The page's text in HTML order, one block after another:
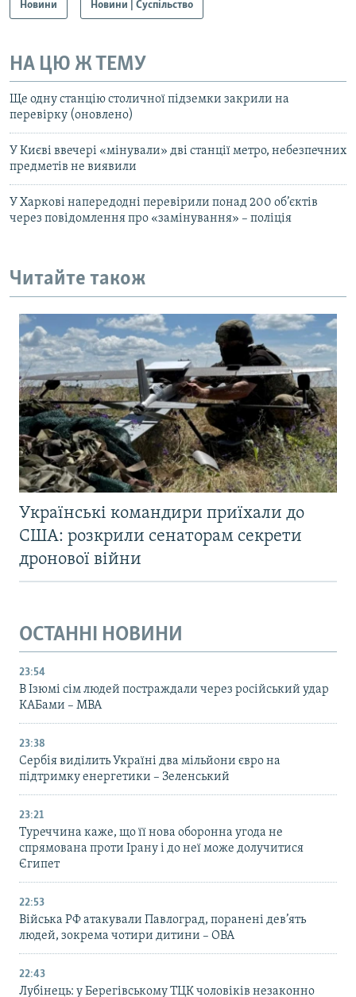
Новини Новини | Суспільство
НА ЦЮ Ж ТЕМУ
Ще одну станцію столичної підземки закрили на
перевірку (оновлено)
У Києві ввечері «мінували» дві станції метро, небезпечних
предметів не виявили
У Харкові напередодні перевірили понад 200 об’єктів
через повідомлення про «замінування» – поліція
Читайте також
Українські командири приїхали до
США: розкрили сенаторам секрети
дронової війни
ОСТАННІ НОВИНИ
23:54
В Ізюмі сім людей постраждали через російський удар
КАБами – МВА
23:38
Сербія виділить Україні два мільйони євро на
підтримку енергетики – Зеленський
23:21
Туреччина каже, що її нова оборонна угода не
спрямована проти Ірану і до неї може долучитися
Єгипет
22:53
Війська РФ атакували Павлоград, поранені дев’ять
людей, зокрема чотири дитини – ОВА
22:43
Лубінець: у Берегівському ТЦК чоловіків незаконно